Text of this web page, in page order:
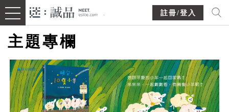
註冊/登入
主題專欄